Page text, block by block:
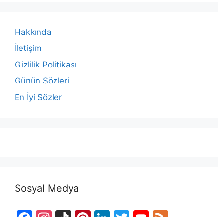
Hakkında
İletişim
Gizlilik Politikası
Günün Sözleri
En İyi Sözler
Sosyal Medya